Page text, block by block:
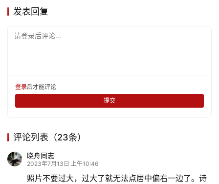
发表回复
请登录后评论...
登录后才能评论
提交
评论列表（23条）
晓舟同志
2023年7月13日 上午10:46
照片不要过大，过大了就无法点居中偏右一边了。诗